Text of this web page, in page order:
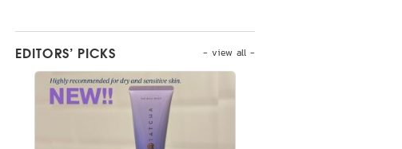
- view all -
EDITORS’ PICKS